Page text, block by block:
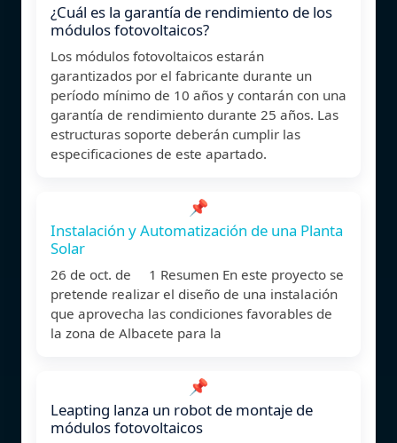
¿Cuál es la garantía de rendimiento de los
módulos fotovoltaicos?
Los módulos fotovoltaicos estarán
garantizados por el fabricante durante un
período mínimo de 10 años y contarán con una
garantía de rendimiento durante 25 años. Las
estructuras soporte deberán cumplir las
especificaciones de este apartado.
📌
Instalación y Automatización de una Planta
Solar
26 de oct. de 1 Resumen En este proyecto se
pretende realizar el diseño de una instalación
que aprovecha las condiciones favorables de
la zona de Albacete para la
📌
Leapting lanza un robot de montaje de
módulos fotovoltaicos